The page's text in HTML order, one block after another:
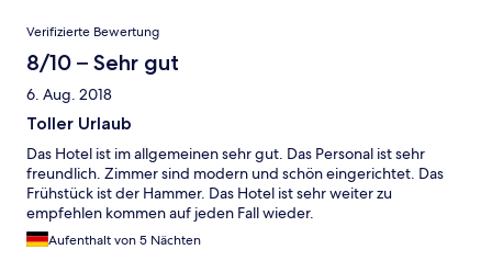
Bewertungen
Verifizierte Bewertung
8/10 – Sehr gut
6. Aug. 2018
Toller Urlaub
Das Hotel ist im allgemeinen sehr gut. Das Personal ist sehr
freundlich. Zimmer sind modern und schön eingerichtet. Das
Frühstück ist der Hammer. Das Hotel ist sehr weiter zu
empfehlen kommen auf jeden Fall wieder.
Aufenthalt von 5 Nächten